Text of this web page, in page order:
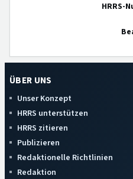
HRRS-
ÜBER UNS
Unser Konzept
HRRS unterstützen
HRRS zitieren
Publizieren
Redaktionelle Richtlinien
Redaktion